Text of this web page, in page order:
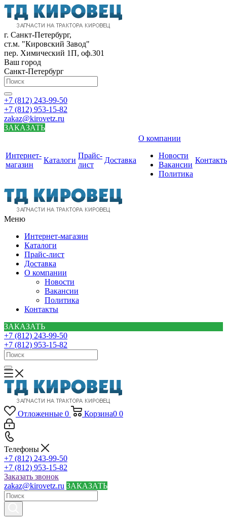
г. Санкт-Петербург,
ст.м. "Кировский Завод"
пер. Химический 1П, оф.301
Ваш город
Санкт-Петербург
+7 (812) 243-99-50
+7 (812) 953-15-82
zakaz@kirovetz.ru
ЗАКАЗАТЬ
Интернет-
магазин
Каталоги
Прайс-
лист
Доставка
О компании
Новости
Вакансии
Политика
Меню
Интернет-магазин
Каталоги
Прайс-лист
Доставка
О компании
Новости
Вакансии
Политика
Контакты
ЗАКАЗАТЬ
+7 (812) 243-99-50
+7 (812) 953-15-82
Отложенные 0 Корзина0 0
Телефоны
+7 (812) 243-99-50
+7 (812) 953-15-82
Заказать звонок
zakaz@kirovetz.ru ЗАКАЗАТЬ